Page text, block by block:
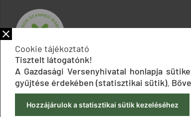
Cookie tájékoztató
Tisztelt látogatónk!
A Gazdasági Versenyhivatal honlapja
gyűjtése érdekében (statisztikai sütik).
Hozzájárulok a statisztikai sütik kezeléséhez